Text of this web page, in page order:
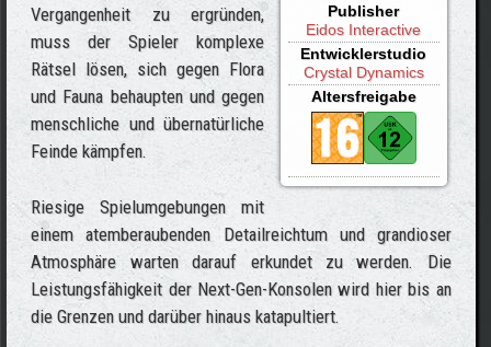
Publisher
Eidos Interactive
Entwicklerstudio
Crystal Dynamics
Altersfreigabe
Vergangenheit zu ergründen,
muss der Spieler komplexe
Rätsel lösen, sich gegen Flora
und Fauna behaupten und gegen
menschliche und übernatürliche
Feinde kämpfen.
Riesige Spielumgebungen mit
einem atemberaubenden Detailreichtum und grandioser
Atmosphäre warten darauf erkundet zu werden. Die
Leistungsfähigkeit der Next-Gen-Konsolen wird hier bis an
die Grenzen und darüber hinaus katapultiert.